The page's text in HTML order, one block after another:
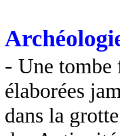
- Une tombe
élaborées
dans la